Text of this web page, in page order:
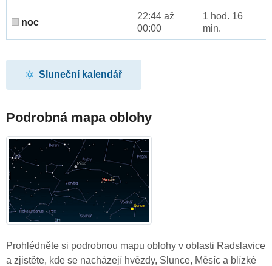
noc
22:44 až
00:00
1 hod. 16
min.
Sluneční kalendář
Podrobná mapa oblohy
Prohlédněte si podrobnou mapu oblohy v oblasti Radslavice
a zjistěte, kde se nacházejí hvězdy, Slunce, Měsíc a blízké